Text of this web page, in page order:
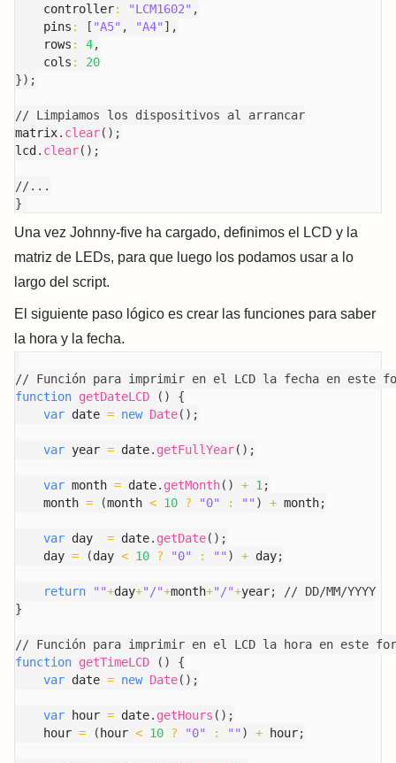
    controller
: "LCM1602" ,
    pins
: [ "A5" , "A4" ] ,
    rows
: 4,
    cols
:
20
}) ;
// Limpiamos los dispositivos al arrancar
matrix. clear( ) ;
lcd . clear( ) ;
//...
}
Una vez Johnny-five ha cargado, definimos el LCD y la
matriz de LEDs, para que luego los podamos usar a lo
largo del script.
El siguiente paso lógico es crear las funciones para saber
la hora y la fecha.
// Función para imprimir en el LCD la fecha en este
function getDateLCD ( )
{
var date = new Date( ) ;
var year = date. getFullYear( ) ;
var month = date. getMonth( ) + 1 ;
    month
= (month < 10 ? "0" : "" ) + month;
var day = date. getDate( ) ;
    day
= (day < 10 ? "0" : "" ) + day;
return ""+day+"/"+month+"/"+year;
// DD/MM/YYYY
}
// Función para imprimir en el LCD la hora en este
function getTimeLCD ( )
{
var date = new Date( ) ;
var hour = date. getHours ( ) ;
    hour
= ( hour < 10 ? "0" : "" ) + hour;